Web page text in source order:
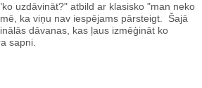
uzdāvināt?" atbild ar klasisko "man neko
ka viņu nav iespējams pārsteigt. Šajā
dāvanas, kas ļaus izmēģināt ko
sapni.